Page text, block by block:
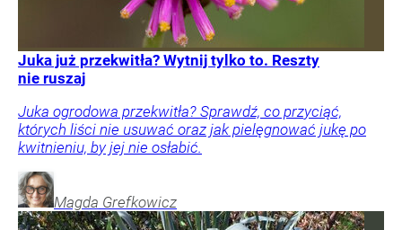
Juka już przekwitła? Wytnij tylko to. Reszty
nie ruszaj
Juka ogrodowa przekwitła? Sprawdź, co przyciąć,
których liści nie usuwać oraz jak pielęgnować jukę po
kwitnieniu, by jej nie osłabić.
Magda Grefkowicz